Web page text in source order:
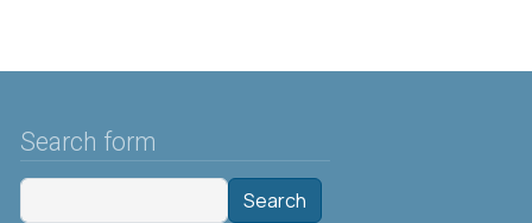
Search form
Search